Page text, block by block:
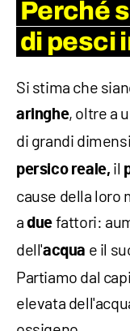
Perché
di pesci
Si stima che
aringhe, oltre a
di grandi
persico reale, il
cause della loro
adue fattori:
dell'acqua e il
Partiamo dal
elevata